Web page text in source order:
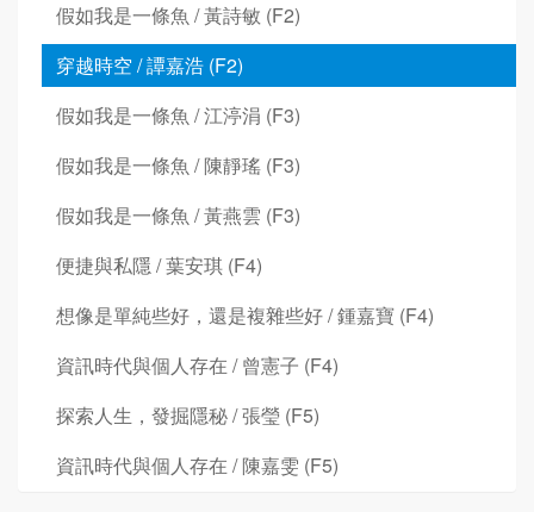
假如我是一條魚 / 黃詩敏 (F2)
穿越時空 / 譚嘉浩 (F2)
假如我是一條魚 / 江渟涓 (F3)
假如我是一條魚 / 陳靜瑤 (F3)
假如我是一條魚 / 黃燕雲 (F3)
便捷與私隱 / 葉安琪 (F4)
想像是單純些好，還是複雜些好 / 鍾嘉寶 (F4)
資訊時代與個人存在 / 曾憲子 (F4)
探索人生，發掘隱秘 / 張瑩 (F5)
資訊時代與個人存在 / 陳嘉雯 (F5)